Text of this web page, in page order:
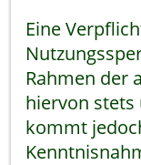
Eine
Rahmen der
hiervon
kommt